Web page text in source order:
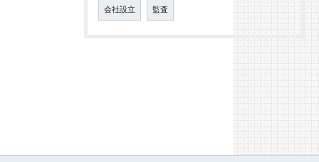
会社設立 監査